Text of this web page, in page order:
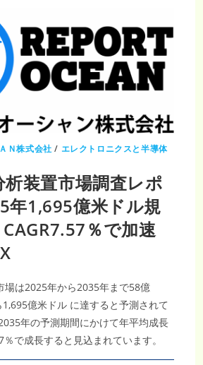
レ
ポ
ー
：
7,000
万
米
へ、
CAGR
で
安
定
Ｎ株式会社 / エレクトロニクスと半導体
装置市場調査レポ
年1,695億米ドル規
％で加速
場は2025年から2035年まで58億
億米ドル に達すると予測されて
年の予測期間にかけて年平均成長
で成長すると見込まれています。